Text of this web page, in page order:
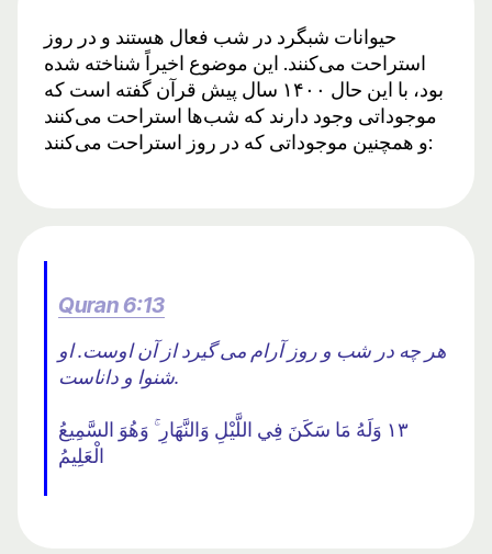
حیوانات شبگرد در شب فعال هستند و در روز
استراحت می‌کنند. این موضوع اخیراً شناخته شده
بود، با این حال ۱۴۰۰ سال پیش قرآن گفته است که
موجوداتی وجود دارند که شب‌ها استراحت می‌کنند
و همچنین موجوداتی که در روز استراحت می‌کنند:
Quran 6:13
هر چه در شب و روز آرام می گیرد از آن اوست. او
شنوا و داناست.
١٣ وَلَهُ مَا سَكَنَ فِي اللَّيْلِ وَالنَّهَارِ ۚ وَهُوَ السَّمِيعُ
الْعَلِيمُ